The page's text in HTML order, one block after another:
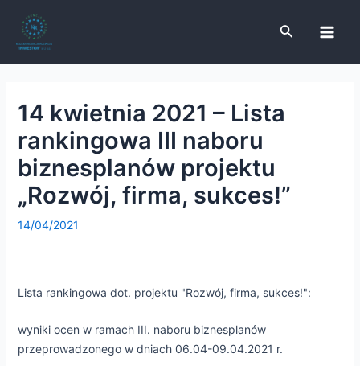
content
Search
14 kwietnia 2021 – Lista
rankingowa III naboru
biznesplanów projektu
„Rozwój, firma, sukces!”
14/04/2021
Lista rankingowa dot. projektu "Rozwój, firma, sukces!":
wyniki ocen w ramach III. naboru biznesplanów
przeprowadzonego w dniach 06.04-09.04.2021 r.
navigation